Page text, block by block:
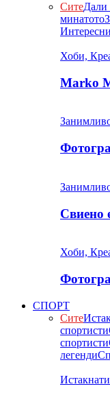
СитеДали
минатото
Хоби,
Marko
Свиено
Хоби,
СПОРТ
Сите
спортисти
спортисти
легенди